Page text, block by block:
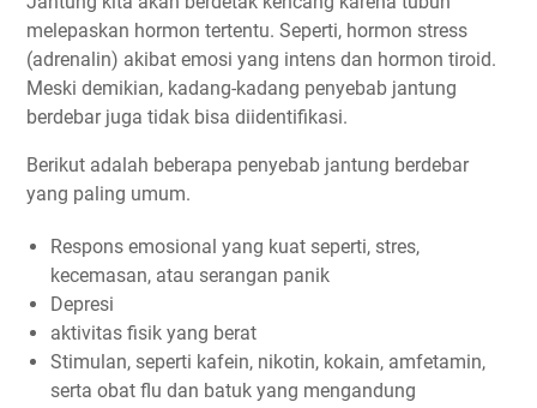
melepaskan hormon tertentu. Seperti, hormon stress
(adrenalin) akibat emosi yang intens dan hormon tiroid.
Meski demikian, kadang-kadang penyebab jantung
berdebar juga tidak bisa diidentifikasi.
Berikut adalah beberapa penyebab jantung berdebar
yang paling umum.
Respons emosional yang kuat seperti, stres,
kecemasan, atau serangan panik
Depresi
aktivitas fisik yang berat
Stimulan, seperti kafein, nikotin, kokain, amfetamin,
serta obat flu dan batuk yang mengandung